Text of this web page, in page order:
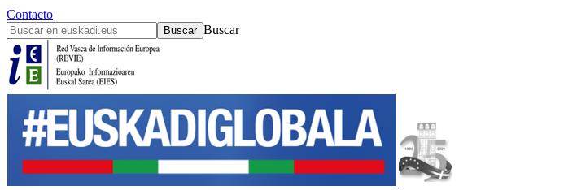
Contacto
Buscar